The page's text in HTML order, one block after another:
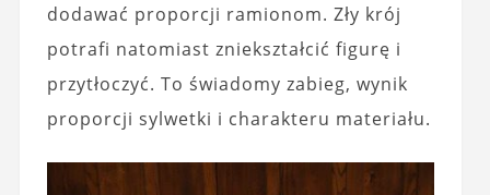
dodawać proporcji ramionom. Zły krój
potrafi natomiast zniekształcić figurę i
przytłoczyć. To świadomy zabieg, wynik
proporcji sylwetki i charakteru materiału.